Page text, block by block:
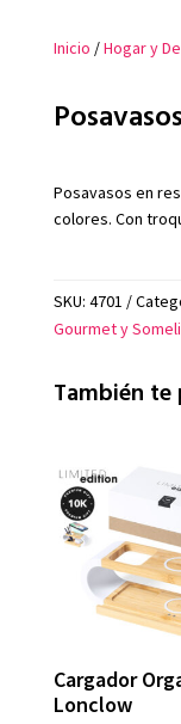
Inicio /Hogar y
Posavasos en
colores. Con
SKU: 4701
Gourmet y
También
Cargador
Lonclow